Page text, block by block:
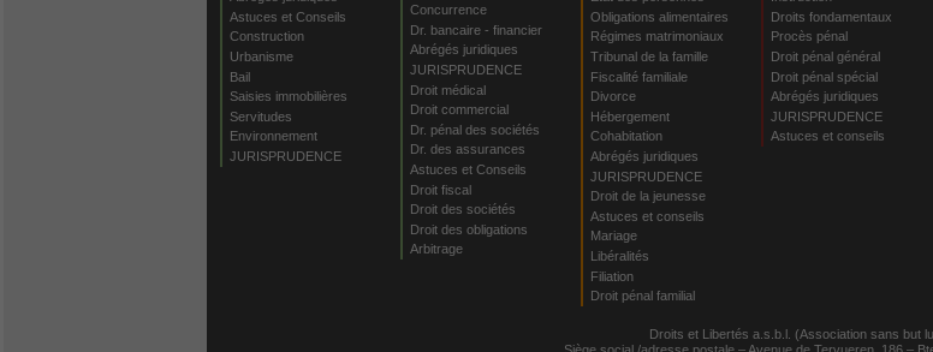
Astuces et Conseils
Construction
Urbanisme
Bail
Saisies immobilières
Servitudes
Environnement
JURISPRUDENCE
Concurrence
Dr. bancaire - financier
Abrégés juridiques
JURISPRUDENCE
Droit médical
Droit commercial
Dr. pénal des sociétés
Dr. des assurances
Astuces et Conseils
Droit fiscal
Droit des sociétés
Droit des obligations
Arbitrage
Obligations alimentaires
Régimes matrimoniaux
Tribunal de la famille
Fiscalité familiale
Divorce
Hébergement
Cohabitation
Abrégés juridiques
JURISPRUDENCE
Droit de la jeunesse
Astuces et conseils
Mariage
Libéralités
Filiation
Droit pénal familial
Droits fondamentaux
Procès pénal
Droit pénal général
Droit pénal spécial
Abrégés juridiques
JURISPRUDENCE
Astuces et conseils
Droits et Libertés a.s.b.l. (Association sans but